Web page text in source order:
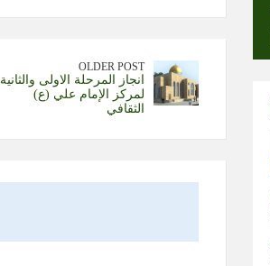
OLDER POST
انجاز المرحلة الاولى والثانية
لمركز الإمام علي (ع)
الثقافي